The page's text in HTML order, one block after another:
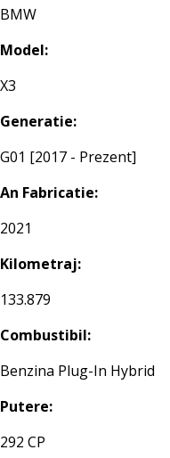
BMW
Model:
X3
Generatie:
G01 [2017 - Prezent]
An Fabricatie:
2021
Kilometraj:
133.879
Combustibil:
Benzina Plug-In Hybrid
Putere:
292 CP